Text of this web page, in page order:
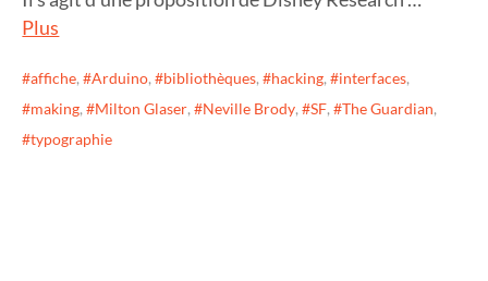
Plus
affiche, Arduino, bibliothèques, hacking, interfaces,
making, Milton Glaser, Neville Brody, SF, The Guardian,
typographie